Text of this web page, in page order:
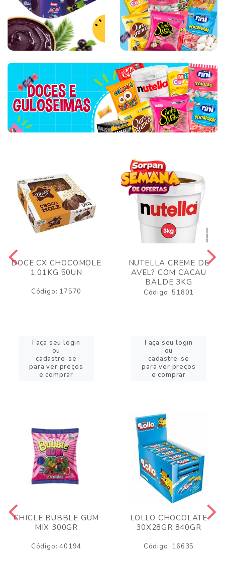
DOCE CX CHOCOMOLE
1,01KG 50UN
Código: 17570
Faça seu login
ou
cadastre-se
para ver preços
e comprar
NUTELLA CREME DE
AVEL? COM CACAU
BALDE 3KG
Código: 51801
Faça seu login
ou
cadastre-se
para ver preços
e comprar
CHICLE BUBBLE GUM
MIX 300GR
Código: 40194
LOLLO CHOCOLATE
30X28GR 840GR
Código: 16635